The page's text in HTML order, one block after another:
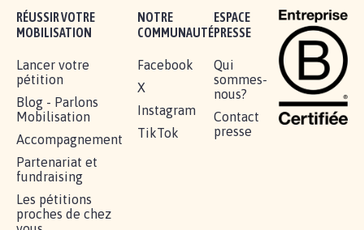
RÉUSSIR VOTRE
MOBILISATION
Lancer votre
pétition
Blog - Parlons
Mobilisation
Accompagnement
Partenariat et
fundraising
Les pétitions
proches de chez
NOTRE
COMMUNAUTÉ
Facebook
X
Instagram
TikTok
ESPACE
PRESSE
Qui
sommes-
nous?
Contact
presse